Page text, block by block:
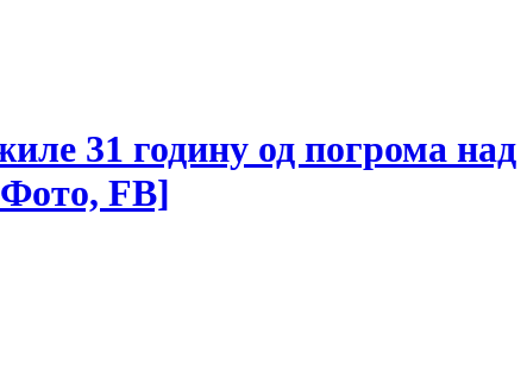
31 годину од погрома над
FB]